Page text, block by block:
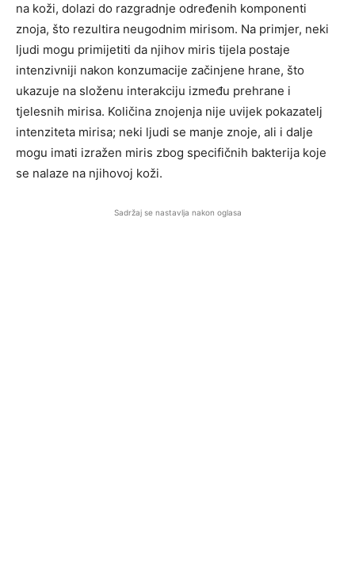
na koži, dolazi do razgradnje određenih komponenti
znoja, što rezultira neugodnim mirisom. Na primjer, neki
ljudi mogu primijetiti da njihov miris tijela postaje
intenzivniji nakon konzumacije začinjene hrane, što
ukazuje na složenu interakciju između prehrane i
tjelesnih mirisa. Količina znojenja nije uvijek pokazatelj
intenziteta mirisa; neki ljudi se manje znoje, ali i dalje
mogu imati izražen miris zbog specifičnih bakterija koje
se nalaze na njihovoj koži.
Sadržaj se nastavlja nakon oglasa